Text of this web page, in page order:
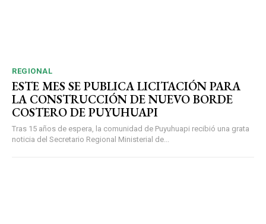
REGIONAL
ESTE MES SE PUBLICA LICITACIÓN PARA
LA CONSTRUCCIÓN DE NUEVO BORDE
COSTERO DE PUYUHUAPI
Tras 15 años de espera, la comunidad de Puyuhuapi recibió una grata
noticia del Secretario Regional Ministerial de...